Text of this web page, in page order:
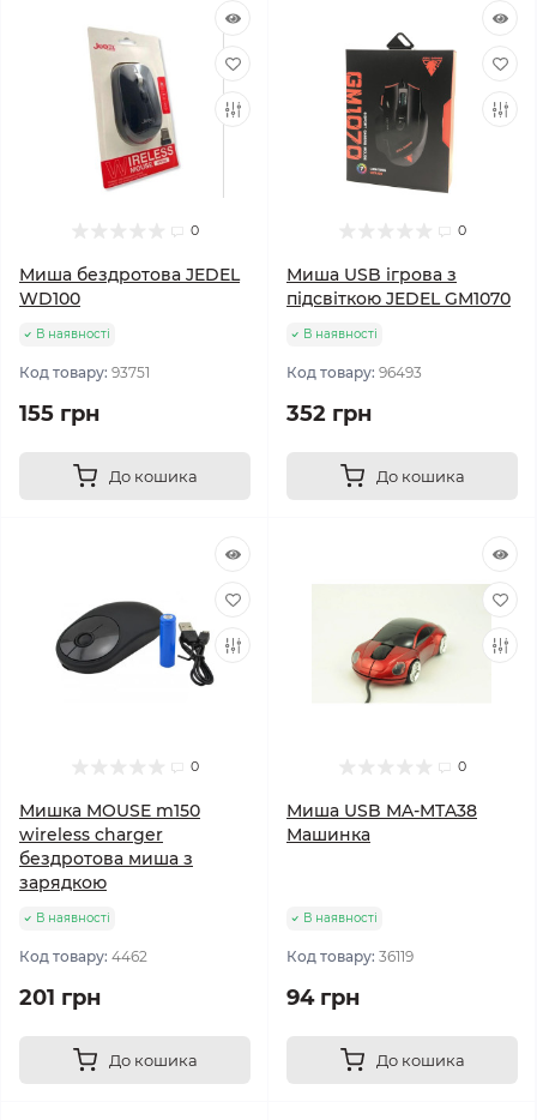
0
Миша бездротова JEDEL
WD100
В наявності
Код товару: 93751
155 грн
До кошика
0
Миша USB ігрова з
підсвіткою JEDEL GM1070
В наявності
Код товару: 96493
352 грн
До кошика
0
Мишка MOUSE m150
wireless charger
бездротова миша з
зарядкою
В наявності
Код товару: 4462
201 грн
До кошика
0
Миша USB MA-MTA38
Машинка
В наявності
Код товару: 36119
94 грн
До кошика